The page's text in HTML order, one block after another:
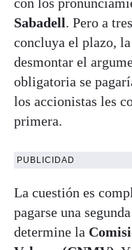
Sabadell. Pero a
concluya el plazo,
desmontar el
obligatoria se
los accionistas les
primera.
PUBLICIDAD
La cuestión es
pagarse una
determine la